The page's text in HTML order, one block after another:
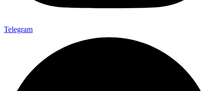
Telegram